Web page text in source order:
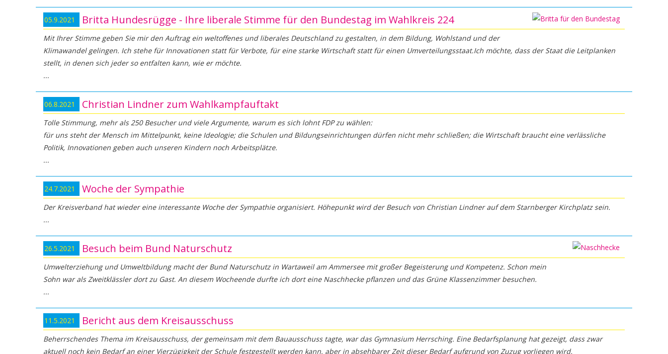
05.9.2021 Britta Hundesrügge - Ihre liberale Stimme für den Bundestag im Wahlkreis 224
Mit Ihrer Stimme geben Sie mir den Auftrag ein weltoffenes und liberales Deutschland zu gestalten, in dem Bildung, Wohlstand und der
Klimawandel gelingen. Ich stehe für Innovationen statt für Verbote, für eine starke Wirtschaft statt für einen Umverteilungsstaat.Ich möchte, dass der Staat die Leitplanken
stellt, in denen sich jeder so entfalten kann, wie er möchte.
06.8.2021 Christian Lindner zum Wahlkampfauftakt
Tolle Stimmung, mehr als 250 Besucher und viele Argumente, warum es sich lohnt FDP zu wählen:
für uns steht der Mensch im Mittelpunkt, keine Ideologie; die Schulen und Bildungseinrichtungen dürfen nicht mehr schließen; die Wirtschaft braucht eine verlässliche
Politik, Innovationen geben auch unseren Kindern noch Arbeitsplätze.
24.7.2021 Woche der Sympathie
Der Kreisverband hat wieder eine interessante Woche der Sympathie organisiert. Höhepunkt wird der Besuch von Christian Lindner auf dem Starnberger Kirchplatz sein.
26.5.2021 Besuch beim Bund Naturschutz
Umwelterziehung und Umweltbildung macht der Bund Naturschutz in Wartaweil am Ammersee mit großer Begeisterung und Kompetenz. Schon mein
Sohn war als Zweitklässler dort zu Gast. An diesem Wocheende durfte ich dort eine Naschhecke pflanzen und das Grüne Klassenzimmer besuchen.
11.5.2021 Bericht aus dem Kreisausschuss
Beherrschendes Thema im Kreisausschuss, der gemeinsam mit dem Bauausschuss tagte, war das Gymnasium Herrsching. Eine Bedarfsplanung hat gezeigt, dass zwar
aktuell noch kein Bedarf an einer Vierzügigkeit der Schule festgestellt werden kann, aber in absehbarer Zeit dieser Bedarf aufgrund von Zuzug vorliegen wird.